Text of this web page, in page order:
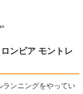
ンビア モントレ
ランニングをやってい